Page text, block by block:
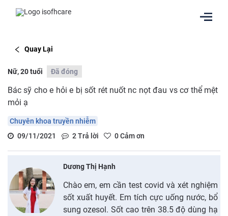
Quay Lại
Nữ, 20 tuổi Đã đóng
Bác sỹ cho e hỏi e bị sốt rét nuốt nc nọt đau vs cơ thể mệt
mỏi ạ
Chuyên khoa truyền nhiễm
09/11/2021
2Trả lời 0Cảm ơn
Dương Thị Hạnh
Chào em, em cần test covid và xét nghiệm
sốt xuất huyết. Em tích cực uống nước, bổ
sung ozesol. Sốt cao trên 38.5 độ dùng hạ